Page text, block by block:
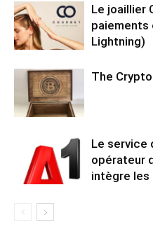
Le joaillier
paiements
Lightning)
The
Le service
opérateur
intègre les